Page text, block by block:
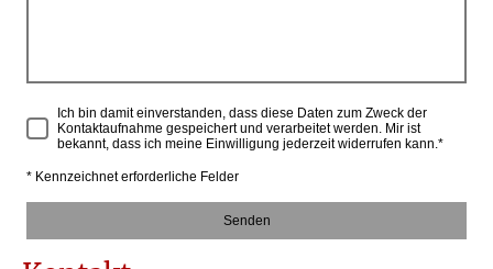
Ich bin damit einverstanden, dass diese Daten zum Zweck der
Kontaktaufnahme gespeichert und verarbeitet werden. Mir ist
bekannt, dass ich meine Einwilligung jederzeit widerrufen kann.*
* Kennzeichnet erforderliche Felder
Senden